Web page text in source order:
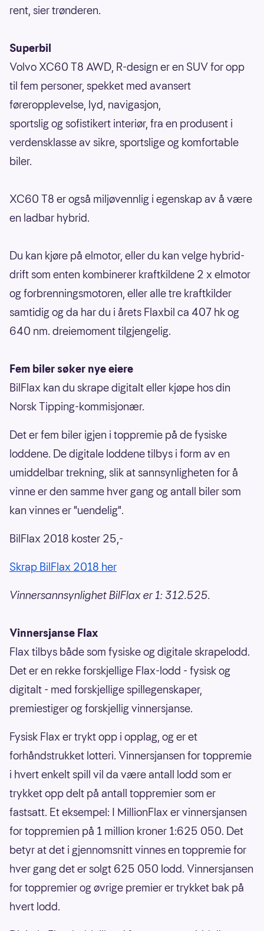
rent, sier trønderen.
Superbil
Volvo XC60 T8 AWD, R-design er en SUV for opp
til fem personer, spekket med avansert
føreropplevelse, lyd, navigasjon,
sportslig og sofistikert interiør, fra en produsent i
verdensklasse av sikre, sportslige og komfortable
biler.
XC60 T8 er også miljøvennlig i egenskap av å være
en ladbar hybrid.
Du kan kjøre på elmotor, eller du kan velge hybrid-
drift som enten kombinerer kraftkildene 2 x elmotor
og forbrenningsmotoren, eller alle tre kraftkilder
samtidig og da har du i årets Flaxbil ca 407 hk og
640 nm. dreiemoment tilgjengelig.
Fem biler søker nye eiere
BilFlax kan du skrape digitalt eller kjøpe hos din
Norsk Tipping-kommisjonær.
Det er fem biler igjen i toppremie på de fysiske
loddene. De digitale loddene tilbys i form av en
umiddelbar trekning, slik at sannsynligheten for å
vinne er den samme hver gang og antall biler som
kan vinnes er "uendelig".
BilFlax 2018 koster 25,-
Skrap BilFlax 2018 her
Vinnersannsynlighet BilFlax er 1: 312.525.
Vinnersjanse Flax
Flax tilbys både som fysiske og digitale skrapelodd.
Det er en rekke forskjellige Flax-lodd - fysisk og
digitalt - med forskjellige spillegenskaper,
premiestiger og forskjellig vinnersjanse.
Fysisk Flax er trykt opp i opplag, og er et
forhåndstrukket lotteri. Vinnersjansen for toppremie
i hvert enkelt spill vil da være antall lodd som er
trykket opp delt på antall toppremier som er
fastsatt. Et eksempel: I MillionFlax er vinnersjansen
for toppremien på 1 million kroner 1:625 050. Det
betyr at det i gjennomsnitt vinnes en toppremie for
hver gang det er solgt 625 050 lodd. Vinnersjansen
for toppremier og øvrige premier er trykket bak på
hvert lodd.